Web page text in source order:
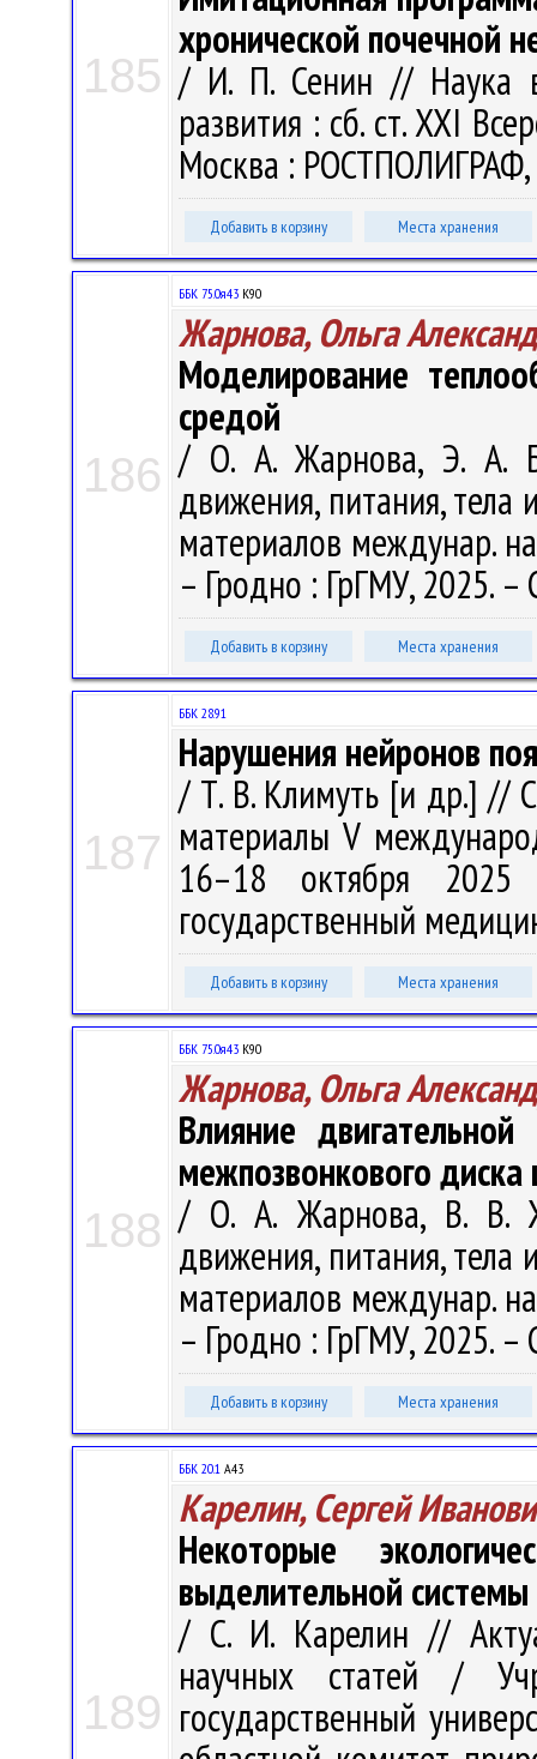
185
хронической почечной
/ И. П. Сенин // Наука
развития : сб. ст. XXI
Москва : РОСТПОЛИГРАФ,
Добавить в корзину Места хранения
186
ББК 75.0я43 К90
Жарнова, Ольга
Моделирование
средой
/ О. А. Жарнова, Э. А.
движения, питания,
материалов междунар.
– Гродно : ГрГМУ, 2025. –
Добавить в корзину Места хранения
187
ББК 28.91
Нарушения нейронов
/ Т. В. Климуть [и др.] //
материалы V
16–18 октября
государственный
Добавить в корзину Места хранения
188
ББК 75.0я43 К90
Жарнова, Ольга
Влияние
межпозвонкового
/ О. А. Жарнова, В. В.
движения, питания,
материалов междунар.
– Гродно : ГрГМУ, 2025.
Добавить в корзину Места хранения
189
ББК 20.1 А43
Карелин, Сергей
Некоторые
выделительной системы
/ С. И. Карелин //
научных статей /
государственный